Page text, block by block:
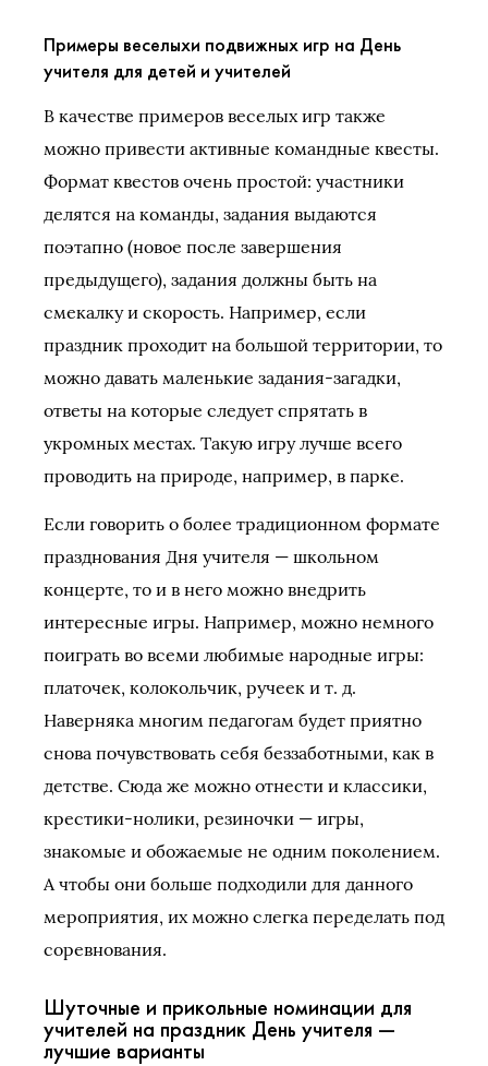
Примеры веселыхи подвижных игр на День
учителя для детей и учителей
В качестве примеров веселых игр также
можно привести активные командные квесты.
Формат квестов очень простой: участники
делятся на команды, задания выдаются
поэтапно (новое после завершения
предыдущего), задания должны быть на
смекалку и скорость. Например, если
праздник проходит на большой территории, то
можно давать маленькие задания-загадки,
ответы на которые следует спрятать в
укромных местах. Такую игру лучше всего
проводить на природе, например, в парке.
Если говорить о более традиционном формате
празднования Дня учителя — школьном
концерте, то и в него можно внедрить
интересные игры. Например, можно немного
поиграть во всеми любимые народные игры:
платочек, колокольчик, ручеек и т. д.
Наверняка многим педагогам будет приятно
снова почувствовать себя беззаботными, как в
детстве. Сюда же можно отнести и классики,
крестики-нолики, резиночки — игры,
знакомые и обожаемые не одним поколением.
А чтобы они больше подходили для данного
мероприятия, их можно слегка переделать под
соревнования.
Шуточные и прикольные номинации для
учителей на праздник День учителя —
лучшие варианты